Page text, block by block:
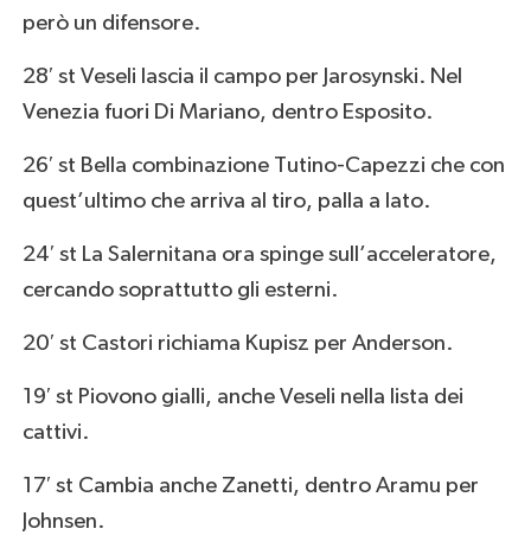
però un difensore.
28′ st Veseli lascia il campo per Jarosynski. Nel
Venezia fuori Di Mariano, dentro Esposito.
26′ st Bella combinazione Tutino-Capezzi che con
quest’ultimo che arriva al tiro, palla a lato.
24′ st La Salernitana ora spinge sull’acceleratore,
cercando soprattutto gli esterni.
20′ st Castori richiama Kupisz per Anderson.
19′ st Piovono gialli, anche Veseli nella lista dei
cattivi.
17′ st Cambia anche Zanetti, dentro Aramu per
Johnsen.